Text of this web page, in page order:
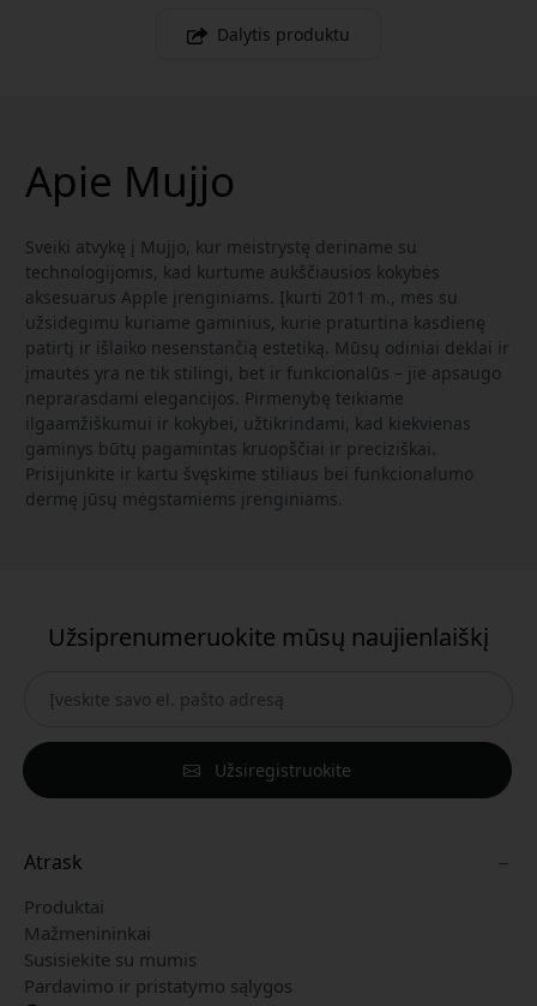
Dalytis produktu
Apie Mujjo
Sveiki atvykę į Mujjo, kur meistrystę deriname su
technologijomis, kad kurtume aukščiausios kokybės
aksesuarus Apple įrenginiams. Įkurti 2011 m., mes su
užsidegimu kuriame gaminius, kurie praturtina kasdienę
patirtį ir išlaiko nesenstančią estetiką. Mūsų odiniai dėklai ir
įmautės yra ne tik stilingi, bet ir funkcionalūs – jie apsaugo
neprarasdami elegancijos. Pirmenybę teikiame
ilgaamžiškumui ir kokybei, užtikrindami, kad kiekvienas
gaminys būtų pagamintas kruopščiai ir preciziškai.
Prisijunkite ir kartu švęskime stiliaus bei funkcionalumo
dermę jūsų mėgstamiems įrenginiams.
Užsiprenumeruokite mūsų naujienlaiškį
Užsiregistruokite
Atrask
Produktai
Mažmenininkai
Susisiekite su mumis
Pardavimo ir pristatymo sąlygos